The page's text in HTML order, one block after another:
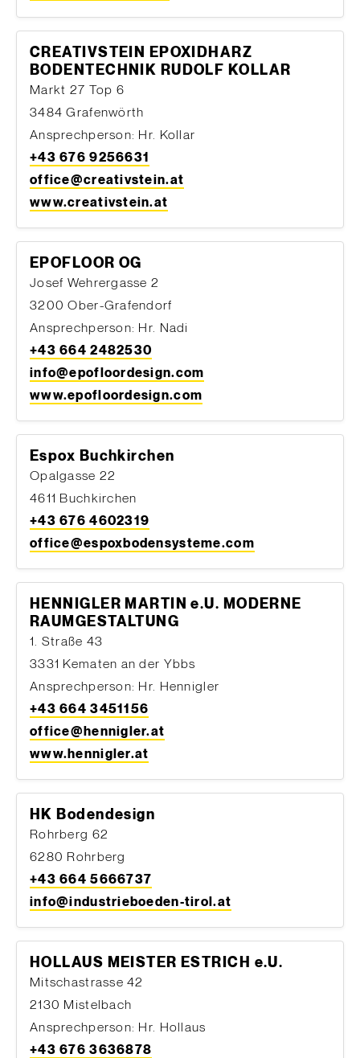
CREATIVSTEIN EPOXIDHARZ
BODENTECHNIK RUDOLF KOLLAR
Markt 27 Top 6
3484 Grafenwörth
Ansprechperson: Hr. Kollar
+43 676 9256631
office@creativstein.at
www.creativstein.at
EPOFLOOR OG
Josef Wehrergasse 2
3200 Ober-Grafendorf
Ansprechperson: Hr. Nadi
+43 664 2482530
info@epofloordesign.com
www.epofloordesign.com
Espox Buchkirchen
Opalgasse 22
4611 Buchkirchen
+43 676 4602319
office@espoxbodensysteme.com
HENNIGLER MARTIN e.U. MODERNE
RAUMGESTALTUNG
1. Straße 43
3331 Kematen an der Ybbs
Ansprechperson: Hr. Hennigler
+43 664 3451156
office@hennigler.at
www.hennigler.at
HK Bodendesign
Rohrberg 62
6280 Rohrberg
+43 664 5666737
info@industrieboeden-tirol.at
HOLLAUS MEISTER ESTRICH e.U.
Mitschastrasse 42
2130 Mistelbach
Ansprechperson: Hr. Hollaus
+43 676 3636878